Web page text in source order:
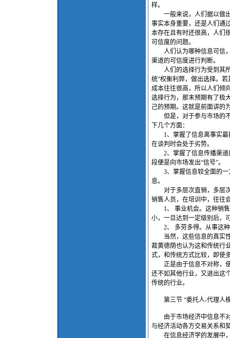
样。
一般来说，人们据以做出
事实本身重要，还是人们通
本存在且有时还很高，人们
可信度的问题。
人们认为哪种信息可信，
渠道的可信度进行判断。
人们的选择行为受到其所
统”权衡利弊，做出选择。
成本往往很高，所以人们倾
选择行为，那末预期有了极
己的预期。这就是前面讲的
但是，对于参与市场的不
下几个方面：
1、掌握了信息离事实最
在谈判时会处于劣势。
2、掌握了信息传播渠道
段便是向市场发出“信号”。
3、掌握信息较全面的一
息。
对于多层次直销，多层次
销售人员，在培训中，往往
1、 事业机会。这种销售
小，一旦达到一定级别后，
2、 多劳多得。从事这种
当然，这些信息的真实性
裁黄德荫也认为这和传统行
式，和传统方式比较，即使
正是由于信息不对称，使
还不如其他行业，又退出这
传统的行业。
第三节 “委托人-代理人
由于市场经济中信息不对
与经济活动各方交易关系和
在信息经济学的发展中，